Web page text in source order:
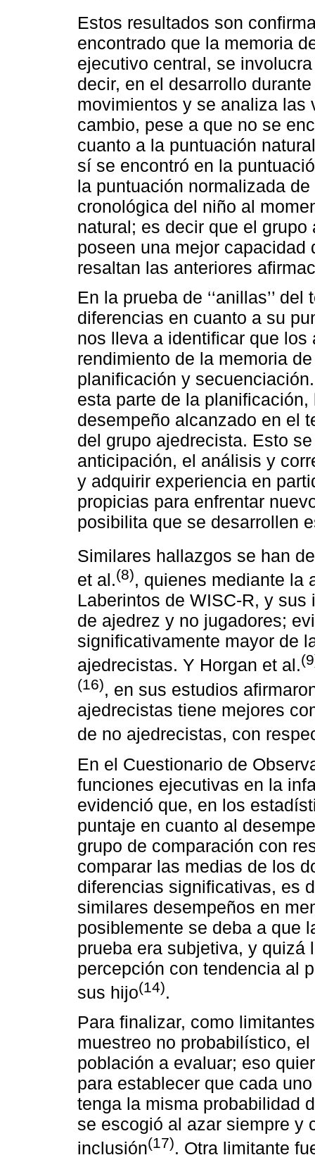
Estos resultados son
encontrado que la memoria
ejecutivo central, se
decir, en el desarrollo
movimientos y se analiza las
cambio, pese a que no se
cuanto a la puntuación
sí se encontró en la
la puntuación normalizada
cronológica del niño al
natural; es decir que el
poseen una mejor capacidad
resaltan las anteriores
En la prueba de ‘‘anillas’’
diferencias en cuanto a su
nos lleva a identificar que
rendimiento de la memoria
planificación y
esta parte de la
desempeño alcanzado en el
del grupo ajedrecista. Esto
anticipación, el análisis y
y adquirir experiencia en
propicias para enfrentar
posibilita que se desarrollen
Similares hallazgos se han
et al.(8), quienes mediante la
Laberintos de WISC-R, y
de ajedrez y no jugadores;
significativamente mayor de
ajedrecistas. Y Horgan et al.
(16), en sus estudios
ajedrecistas tiene mejores
de no ajedrecistas, con
En el Cuestionario de
funciones ejecutivas en la
evidenció que, en los
puntaje en cuanto al
grupo de comparación con
comparar las medias de los
diferencias significativas, es
similares desempeños en
posiblemente se deba a que
prueba era subjetiva, y quizá
percepción con tendencia al
sus hijo(14).
Para finalizar, como
muestreo no probabilístico,
población a evaluar; eso
para establecer que cada
tenga la misma probabilidad
se escogió al azar siempre y
inclusión(17). Otra limitante